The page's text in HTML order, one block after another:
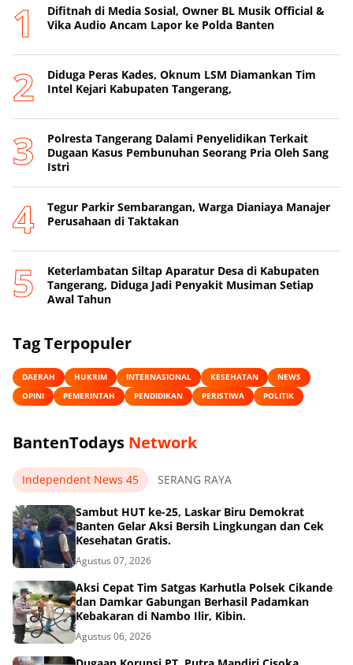
Difitnah di Media Sosial, Owner BL Musik Official &
Vika Audio Ancam Lapor ke Polda Banten
Diduga Peras Kades, Oknum LSM Diamankan Tim
Intel Kejari Kabupaten Tangerang,
Polresta Tangerang Dalami Penyelidikan Terkait
Dugaan Kasus Pembunuhan Seorang Pria Oleh Sang
Istri
Tegur Parkir Sembarangan, Warga Dianiaya Manajer
Perusahaan di Taktakan
Keterlambatan Siltap Aparatur Desa di Kabupaten
Tangerang, Diduga Jadi Penyakit Musiman Setiap
Awal Tahun
Tag Terpopuler
DAERAH HUKRIM INTERNASIONAL KESEHATAN
NEWS
OPINI
PEMERINTAH PENDIDIKAN PERISTIWA POLITIK
BantenTodays Network
Independent News 45 SERANG RAYA
Sambut HUT ke-25, Laskar Biru Demokrat
Banten Gelar Aksi Bersih Lingkungan dan Cek
Kesehatan Gratis.
Agustus 07, 2026
Aksi Cepat Tim Satgas Karhutla Polsek Cikande
dan Damkar Gabungan Berhasil Padamkan
Kebakaran di Nambo Ilir, Kibin.
Agustus 06, 2026